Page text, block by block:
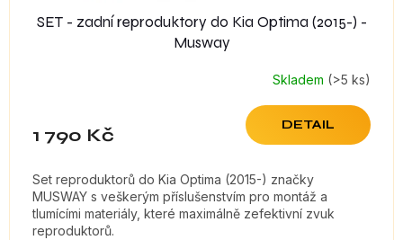
SET - zadní reproduktory do Kia Optima (2015-) -
Musway
Skladem (>5 ks)
1 790 Kč DETAIL
Set reproduktorů do Kia Optima (2015-) značky
MUSWAY s veškerým příslušenstvím pro montáž a
tlumícími materiály, které maximálně zefektivní zvuk
reproduktorů.